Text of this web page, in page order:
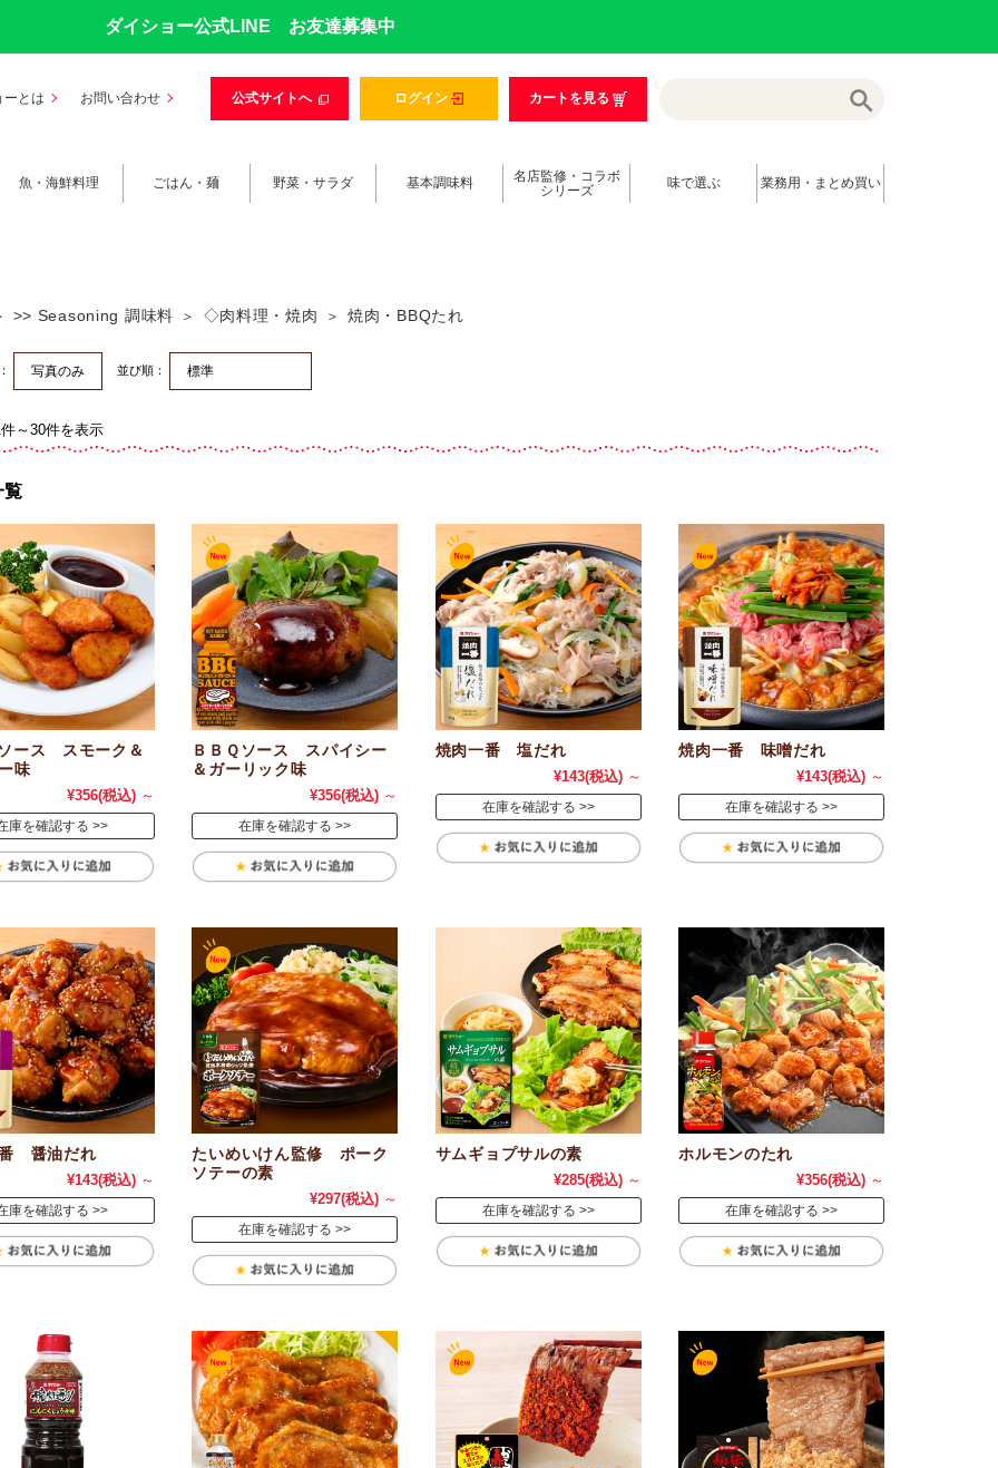
ダイショー公式LINE お友達募集中
ーとは お問い合わせ 公式サイトへ ログイン カートを見る
魚・海鮮料理 ごはん・麺 野菜・サラダ 基本調味料
名店監修・コラボ
シリーズ
味で選ぶ 業務用・まとめ買い
>> Seasoning 調味料 ◇肉料理・焼肉 焼肉・BBQたれ
並び順：
～30件を表示
覧
ース スモーク＆
味
¥356(税込) ～
庫を確認する
ＢＢＱソース スパイシー
＆ガーリック味
¥356(税込) ～
在庫を確認する
焼肉一番 塩だれ
¥143(税込) ～
在庫を確認する
焼肉一番 味噌だれ
¥143(税込) ～
在庫を確認する
醤油だれ
¥143(税込) ～
庫を確認する
たいめいけん監修 ポーク
ソテーの素
¥297(税込) ～
在庫を確認する
サムギョプサルの素
¥285(税込) ～
在庫を確認する
ホルモンのたれ
¥356(税込) ～
在庫を確認する